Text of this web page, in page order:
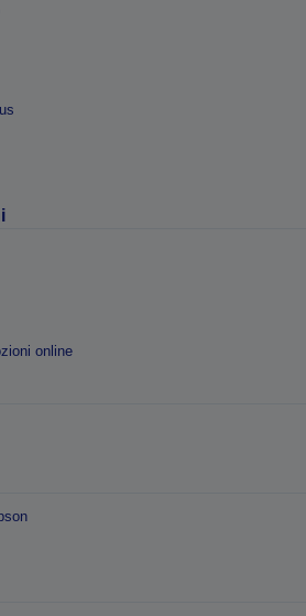
online